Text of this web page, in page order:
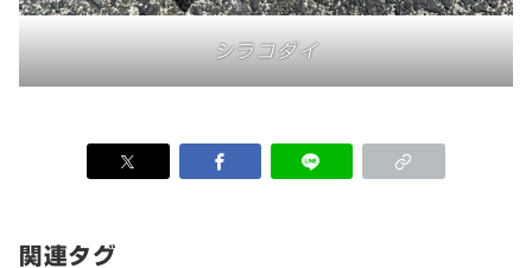
シラコダイ
関連タグ